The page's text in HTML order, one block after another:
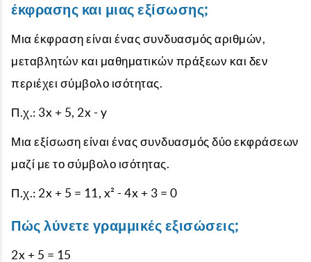
έκφρασης και μιας εξίσωσης;
Μια έκφραση είναι ένας συνδυασμός αριθμών,
μεταβλητών και μαθηματικών πράξεων και δεν
περιέχει σύμβολο ισότητας.
Π.χ.: 3x + 5, 2x - y
Μια εξίσωση είναι ένας συνδυασμός δύο εκφράσεων
μαζί με το σύμβολο ισότητας.
Π.χ.: 2x + 5 = 11, x² - 4x + 3 = 0
Πώς λύνετε γραμμικές εξισώσεις;
2x + 5 = 15